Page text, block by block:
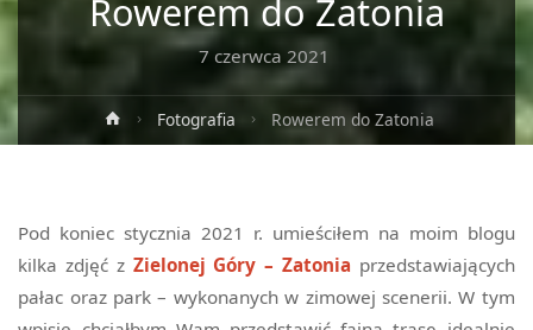
Rowerem do Zatonia
7 czerwca 2021
Strona
główna
Fotografia Rowerem do Zatonia
Pod koniec stycznia 2021 r. umieściłem na moim blogu
kilka zdjęć z Zielonej Góry – Zatonia przedstawiających
pałac oraz park – wykonanych w zimowej scenerii. W tym